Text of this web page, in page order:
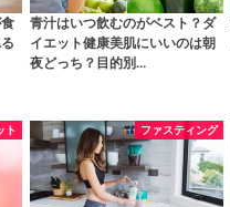
青汁はいつ飲むのがベスト？ダ
イエット健康美肌にいいのは朝
夜どっち？目的別…
ト ファスティング